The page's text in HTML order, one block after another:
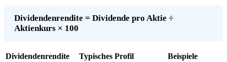
Dividendenrendite = Dividende pro Aktie ÷
Aktienkurs × 100
Dividendenrendite Typisches Profil
Beispiele